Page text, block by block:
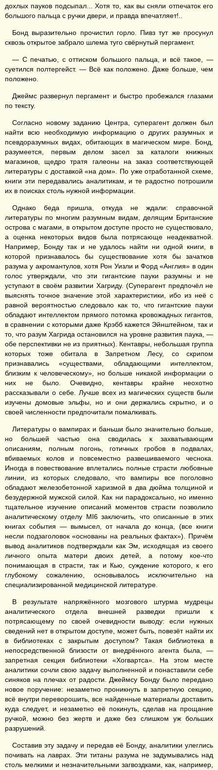
дохлых пауков подсыпал... Хотя то, как вы сняли отпечаток его
большого пальца с ручки двери, и правда впечатляет!..
Бонд выразительно прочистил горло. Пивз тут же просунул
сквозь открытое забрало шлема туго свёрнутый пергамент.
— С печатью, с оттиском большого пальца, и всё такое, —
суетился полтергейст. — Всё как положено. Даже больше, чем
положено.
Джеймс развернул пергамент и быстро пробежался глазами
по тексту.
Согласно новому заданию Центра, суперагент должен был
найти всю необходимую информацию о других разумных и
псевдоразумных видах, обитающих в магическом мире. Бонд,
разумеется, первым делом засел за каталоги книжных
магазинов, щедро тратя галеоны на заказ соответствующей
литературы с доставкой «на дом». По уже отработанной схеме,
книги эти передавались аналитикам, и те радостно потрошили
их в поисках столь нужной информации.
Однако беда пришла, откуда не ждали: справочной
литературы по многим разумным видам, делящим Британские
острова с магами, в открытом доступе просто не существовало,
а оценка некоторых видов была потрясающе неадекватной.
Например, Бонду так и не удалось найти ни одной книги, в
которой признавалось бы существование хотя бы зачатков
разума у акромантулов, хотя Рон Уизли и Форд «Англия» в один
голос утверждали, что эти гигантские пауки разумны и не
уступают в своём развитии Хагриду. (Суперагент предпочёл не
выяснять точное значение этой характеристики, ибо из неё с
равной вероятностью следовало как то, что гигантские пауки
обладают интеллектом прямого потомка кровожадных гигантов,
в сравнении с которыми даже Крэбб кажется Эйнштейном, так и
то, что разум Хагрида остановился на уровне развития паука, —
обе перспективки не из приятных). Кентавры, небольшая группа
которых тоже обитала в Запретном Лесу, со скрипом
признавались «существами, обладающими интеллектом,
близким к человеческому», но больше никакой информации о
них не было. Очевидно, кентавры крайне неохотно
рассказывали о себе. Лучше всех из магических существ были
изучены домовые эльфы, но и они держались скрытно, и о
своей численности предпочитали помалкивать.
Литературы о вампирах и баньши было значительно больше,
но большей частью она сводилась к захватывающим
описаниям, полным погонь, готичных гробов в подвалах,
вбиваемых колов и повсеместно развешиваемого чеснока.
Иногда в повествование вплетались полные страсти любовные
линии, из которых следовало, что вампиры все поголовно
обладают железобетонной харизмой в два дюйма толщиной и
безудержной мужской силой. Как ни парадоксально, но именно
тщательное изучение описаний моментов страсти позволило
аналитическому отделу MI6 заключить, что описанные в этих
книгах события — вымысел, от начала до конца, (все книги
несли подзаголовок «основаны на реальных фактах»). Причём
вывод аналитиков подтверждали как Эм, исходящая из своего
личного опыта матери двоих детей, а потому кое-что
понимающая в страсти, так и Кью, суждение которого, к его
глубокому сожалению, основывалось исключительно на
специализированной медицинской литературе.
В результате напряжённого мозгового штурма мудрецы
аналитического отдела внешней разведки пришли к
потрясающему по своей очевидности выводу: если нужных
сведений нет в открытом доступе, может быть, повезёт найти их
в библиотеках с закрытым доступом? Такая библиотека в
непосредственной близости от внедрённого агента была, —
запретная секция библиотеки «Хогвартса». На этом месте
аналитики сочли свою задачу выполненной и понаставили себе
синяков на плечах от радости. Джеймсу Бонду было передано
новое поручение: незаметно проникнуть в запретную секцию,
всё внутри переворошить, все найденные материалы доставить
куда следует, и незаметно её покинуть, сделав на прощание
ручкой, можно без жертв и даже без слишком уж больших
разрушений.
Составив эту задачу и передав её Бонду, аналитики улеглись
почивать на лаврах. Эти титаны разума не задумывались над
столь мелкими и незначительными загвоздками, как, например,